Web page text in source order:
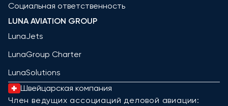
Социальная ответственность
LUNA AVIATION GROUP
LunaJets
LunaGroup Charter
LunaSolutions
Швейцарская компания
Член ведущих ассоциаций деловой авиации: